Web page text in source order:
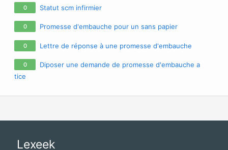
0 Statut scm infirmier
0 Promesse d'embauche pour un sans papier
0 Lettre de réponse à une promesse d'embauche
0
Diposer une demande de promesse d'embauche a
tice
Lexeek